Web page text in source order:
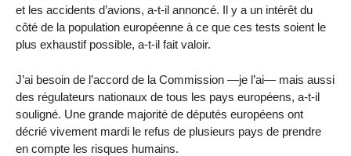
et les accidents d’avions, a-t-il annoncé. Il y a un intérêt du
côté de la population européenne à ce que ces tests soient le
plus exhaustif possible, a-t-il fait valoir.
J’ai besoin de l’accord de la Commission —je l’ai— mais aussi
des régulateurs nationaux de tous les pays européens, a-t-il
souligné. Une grande majorité de députés européens ont
décrié vivement mardi le refus de plusieurs pays de prendre
en compte les risques humains.